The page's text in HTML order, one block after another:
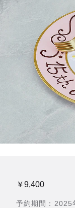
￥9,400
予約期間：